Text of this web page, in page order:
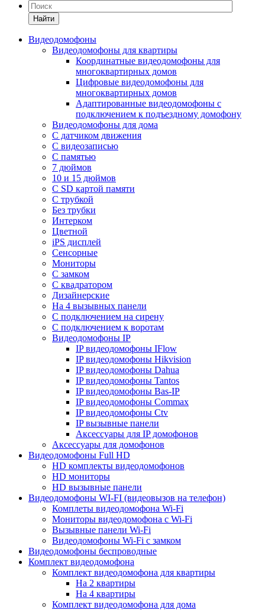
Найти
Видеодомофоны
Видеодомофоны для квартиры
Координатные видеодомофоны для
многоквартирных домов
Цифровые видеодомофоны для
многоквартирных домов
Адаптированные видеодомофоны с
подключением к подъездному домофону
Видеодомофоны для дома
С датчиком движения
С видеозаписью
C памятью
7 дюймов
10 и 15 дюймов
С SD картой памяти
С трубкой
Без трубки
Интерком
Цветной
iPS дисплей
Сенсорные
Мониторы
С замком
C квадратором
Дизайнерские
На 4 вызывных панели
С подключением на сирену
С подключением к воротам
Видеодомофоны IP
IP видеодомофоны IFlow
IP видеодомофоны Hikvision
IP видеодомофоны Dahua
IP видеодомофоны Tantos
IP видеодомофоны Bas-IP
IP видеодомофоны Commax
IP видеодомофоны Ctv
IP вызывные панели
Аксессуары для IP домофонов
Аксессуары для домофонов
Видеодомофоны Full HD
HD комплекты видеодомофонов
HD мониторы
HD вызывные панели
Видеодомофоны WI-FI (видеовызов на телефон)
Комплеты видеодомофона Wi-Fi
Мониторы видеодомофона с Wi-Fi
Вызывные панели Wi-Fi
Видеодомофоны Wi-Fi с замком
Видеодомофоны беспроводные
Комплект видеодомофона
Комплект видеодомофона для квартиры
На 2 квартиры
На 4 квартиры
Комплект видеодомофона для дома